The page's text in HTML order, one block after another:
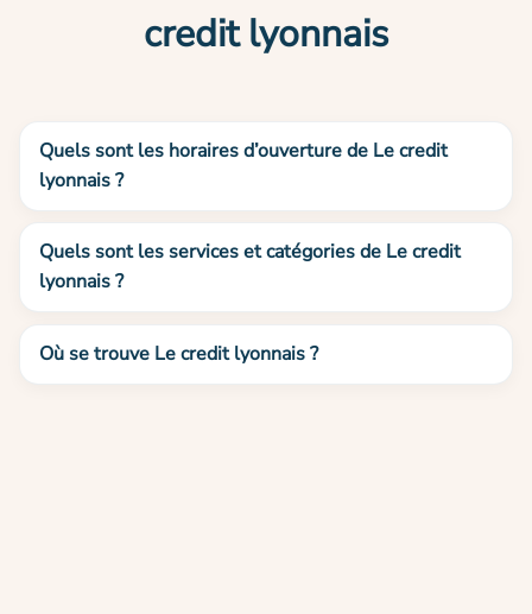
credit lyonnais
Quels sont les horaires d’ouverture de Le credit
lyonnais ?
Quels sont les services et catégories de Le credit
lyonnais ?
Où se trouve Le credit lyonnais ?